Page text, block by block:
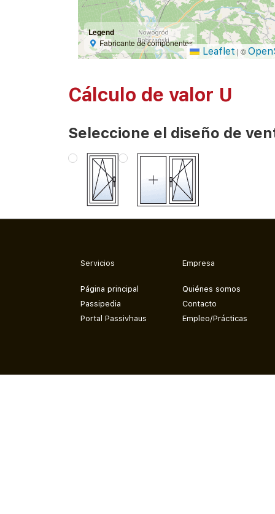
Legend
Fabricante de componentes
Leaflet | ©
Cálculo de valor U
Seleccione el diseño de
Servicios
Página principal
Passipedia
Portal Passivhaus
Empresa
Quiénes somos
Contacto
Empleo/Prácticas